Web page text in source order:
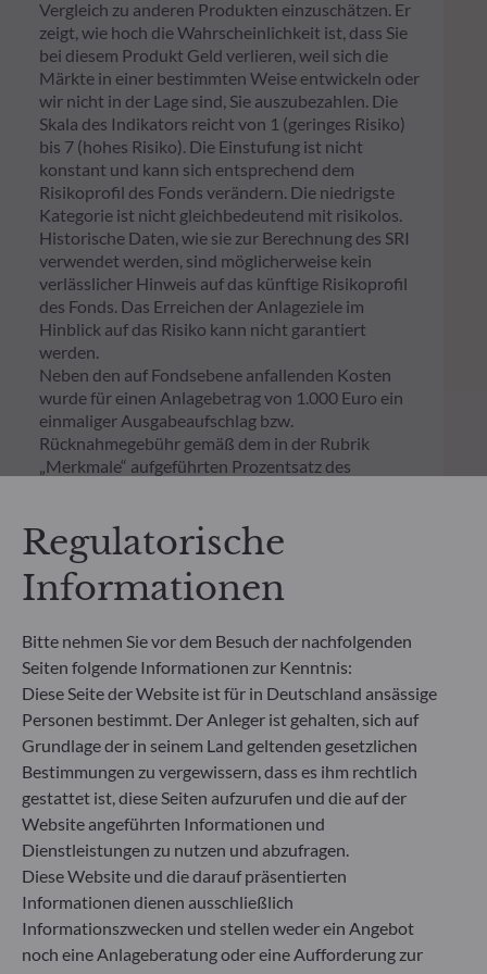
Vergleich zu anderen Produkten einzuschätzen. Er
zeigt, wie hoch die Wahrscheinlichkeit ist, dass Sie
bei diesem Produkt Geld verlieren, weil sich die
Märkte in einer bestimmten Weise entwickeln oder
wir nicht in der Lage sind, Sie auszubezahlen. Die
Skala des Indikators reicht von 1 (geringes Risiko)
bis 7 (hohes Risiko). Die Einstufung ist nicht
konstant und kann sich entsprechend dem
Risikoprofil des Fonds verändern. Die niedrigste
Kategorie ist nicht gleichbedeutend mit risikolos.
Historische Daten, wie sie zur Berechnung des SRI
verwendet werden, sind möglicherweise kein
verlässlicher Hinweis auf das künftige Risikoprofil
des Fonds. Das Erreichen der Anlageziele im
Hinblick auf das Risiko kann nicht garantiert
werden.
Neben den auf Fondsebene anfallenden Kosten
wurde für einen Anlagebetrag von 1.000 Euro ein
einmaliger Ausgabeaufschlag bzw.
Rücknahmegebühr gemäß dem in der Rubrik
„Merkmale“ aufgeführten Prozentsatz des
können die Wertentwicklung zusätzlich mindern.
**Die EU-Verordnung zur Offenlegung von
Finance Disclosure Regulation, SFDR) ist ein
Regelwerk der EU, das darauf abzielt, das
Nachhaltigkeitsprofil von Fonds transparent,
besser vergleichbar und für Endinvestoren besser
verständlich zu machen.
Artikel 6: Das Fondsmanagementteam
berücksichtigt bei der Anlageentscheidung keine
Nachhaltigkeitsrisiken oder nachteiligen
Auswirkungen von Anlageentscheidungen auf
Nachhaltigkeitsfaktoren.
Artikel 8: Das Fondsmanagementteam adressiert
Nachhaltigkeitsrisiken, indem es ESG-Kriterien
(Umwelt und/oder Soziales und/oder Governance)
in den Anlageentscheidungsprozess einbezieht.
Artikel 9: Das Fondsmanagementteam verfolgt ein
Regulatorische
Informationen
Bitte nehmen Sie vor dem Besuch der nachfolgenden
Seiten folgende Informationen zur Kenntnis:
Diese Seite der Website ist für in Deutschland ansässige
Personen bestimmt. Der Anleger ist gehalten, sich auf
Grundlage der in seinem Land geltenden gesetzlichen
Bestimmungen zu vergewissern, dass es ihm rechtlich
gestattet ist, diese Seiten aufzurufen und die auf der
Website angeführten Informationen und
Dienstleistungen zu nutzen und abzufragen.
Diese Website und die darauf präsentierten
Informationen dienen ausschließlich
Informationszwecken und stellen weder ein Angebot
noch eine Anlageberatung oder eine Aufforderung zur